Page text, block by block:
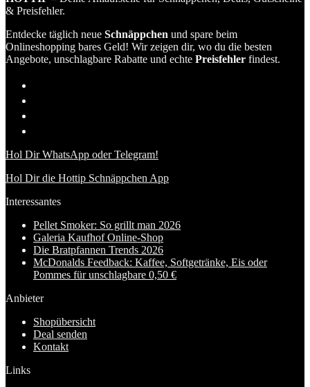
& Preisfehler.
Entdecke täglich neue Schnäppchen und spare beim
Onlineshopping bares Geld! Wir zeigen dir, wo du die besten
Angebote, unschlagbare Rabatte und echte Preisfehler findest.
Hol Dir WhatsApp oder Telegram!
Hol Dir die Hottip Schnäppchen App
Interessantes
Pellet Smoker: So grillt man 2026
Galeria Kaufhof Online-Shop
Die Bratpfannen Trends 2026
McDonalds Feedback: Kaffee, Softgetränke, Eis oder
Pommes für unschlagbare 0,50 €
Anbieter
Shopübersicht
Deal senden
Kontakt
Links